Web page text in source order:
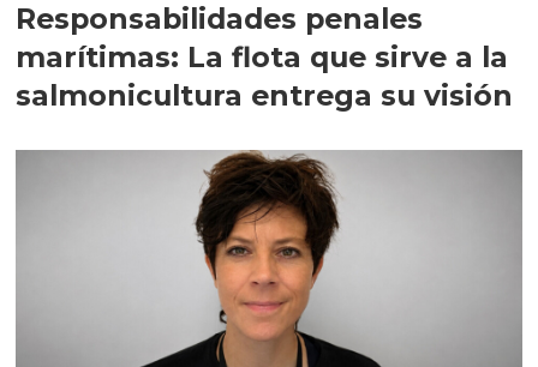
Responsabilidades penales
marítimas: La flota que sirve a la
salmonicultura entrega su visión